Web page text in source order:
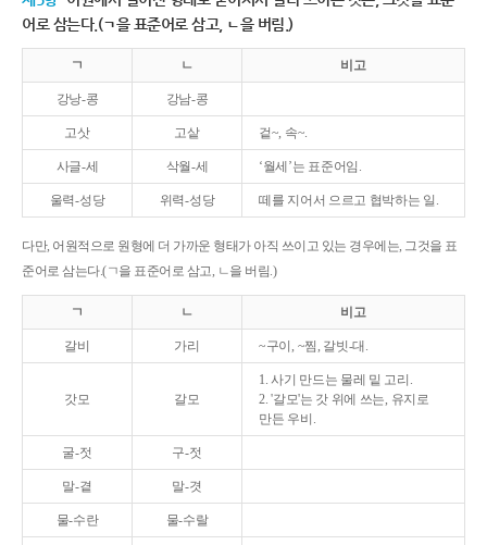
어로 삼는다.(ㄱ을 표준어로 삼고, ㄴ을 버림.)
ㄱ ㄴ 비고
강낭-콩 강남-콩
고삿 고샅 겉~, 속~.
사글-세 삭월-세 ‘월세’는 표준어임.
울력-성당 위력-성당 떼를 지어서 으르고 협박하는 일.
다만, 어원적으로 원형에 더 가까운 형태가 아직 쓰이고 있는 경우에는, 그것을 표
준어로 삼는다.(ㄱ을 표준어로 삼고, ㄴ을 버림.)
ㄱ ㄴ 비고
갈비 가리 ~구이, ~찜, 갈빗-대.
갓모 갈모
1. 사기 만드는 물레 밑 고리.
2. '갈모'는 갓 위에 쓰는, 유지로
만든 우비.
굴-젓 구-젓
말-곁 말-겻
물-수란 물-수랄